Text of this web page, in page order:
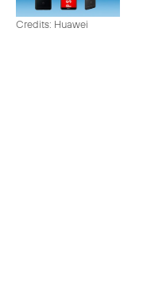
Credits: Huawei